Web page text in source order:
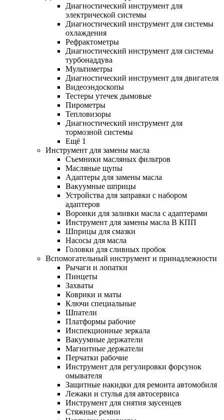
Диагностический инструмент для
электрической системы
Диагностический инструмент для системы
охлаждения
Рефрактометры
Диагностический инструмент для системы
турбонаддува
Мультиметры
Диагностический инструмент для двигателя
Видеоэндоскопы
Тестеры утечек дымовые
Пирометры
Тепловизоры
Диагностический инструмент для
тормозной системы
Ещё 1
Инструмент для замены масла
Съемники масляных фильтров
Масляные щупы
Адаптеры для замены масла
Вакуумные шприцы
Устройства для заправки с набором
адаптеров
Воронки для заливки масла с адаптерами
Инструмент для замены масла В КПП
Шприцы для смазки
Насосы для масла
Головки для сливных пробок
Вспомогательный инструмент и принадлежности
Рычаги и лопатки
Пинцеты
Захваты
Коврики и маты
Ключи специальные
Шпатели
Платформы рабочие
Инспекционные зеркала
Вакуумные держатели
Магнитные держатели
Перчатки рабочие
Инструмент для регулировки форсунок
омывателя
Защитные накидки для ремонта автомобиля
Лежаки и стулья для автосервиса
Инструмент для снятия заусенцев
Стяжные ремни